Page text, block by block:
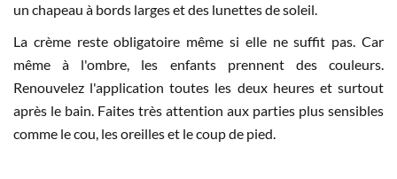
un chapeau à bords larges et des lunettes de soleil.
La crème reste obligatoire même si elle ne suffit pas. Car
même à l'ombre, les enfants prennent des couleurs.
Renouvelez l'application toutes les deux heures et surtout
après le bain. Faites très attention aux parties plus sensibles
comme le cou, les oreilles et le coup de pied.